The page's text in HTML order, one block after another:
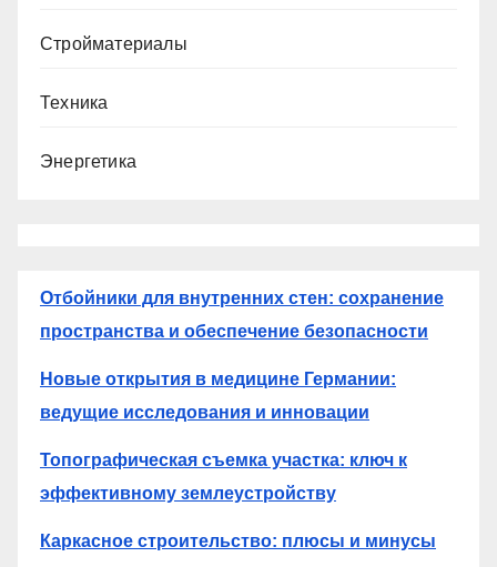
Стройматериалы
Техника
Энергетика
Отбойники для внутренних стен: сохранение
пространства и обеспечение безопасности
Новые открытия в медицине Германии:
ведущие исследования и инновации
Топографическая съемка участка: ключ к
эффективному землеустройству
Каркасное строительство: плюсы и минусы